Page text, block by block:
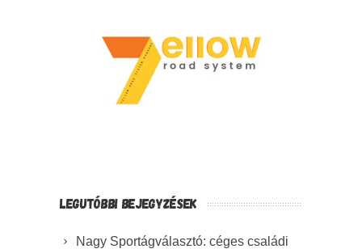
LEGUTÓBBI BEJEGYZÉSEK
Nagy Sportágválasztó: céges családi